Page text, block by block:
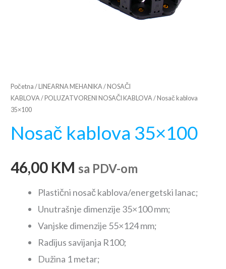
Početna /LINEARNA MEHANIKA /NOSAČI
KABLOVA /POLUZATVORENI NOSAČI KABLOVA / Nosač kablova
35×100
Nosač kablova 35×100
46,00 KM sa PDV-om
Plastični nosač kablova/energetski lanac;
Unutrašnje dimenzije 35×100 mm;
Vanjske dimenzije 55×124 mm;
Radijus savijanja R100;
Dužina 1 metar;